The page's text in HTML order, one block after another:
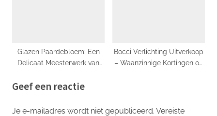
Glazen Paardebloem: Een
Delicaat Meesterwerk van
Bocci Verlichting Uitverkoop
– Waanzinnige Kortingen op
Geef een reactie
Je e-mailadres wordt niet gepubliceerd. Vereiste